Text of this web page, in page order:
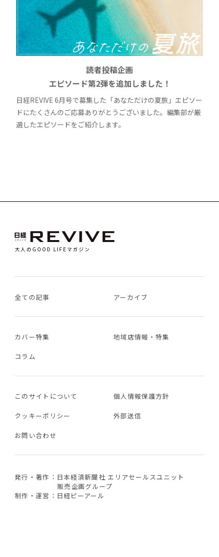
読者投稿企画
エピソード第2弾を追加しました！
日経REVIVE 6月号で募集した「あなただけの夏旅」エピソー
ドにたくさんのご応募ありがとうございました。編集部が厳
選したエピソードをご紹介します。
大人のGOOD LIFEマガジン
全ての記事 アーカイブ
カバー特集 地域店情報・特集
コラム
このサイトについて 個人情報保護方針
クッキーポリシー 外部送信
お問い合わせ
発行・著作：日本経済新聞社 エリアセールスユニット
販売企画グループ
制作・運営：日経ピーアール